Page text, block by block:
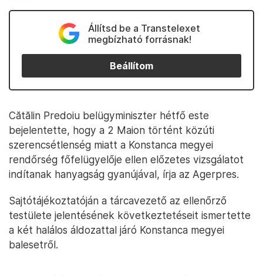
Állítsd be a Transtelexet
megbízható forrásnak!
Beállítom
Cătălin Predoiu belügyminiszter hétfő este
bejelentette, hogy a 2 Maion történt közúti
szerencsétlenség miatt a Konstanca megyei
rendőrség főfelügyelője ellen előzetes vizsgálatot
indítanak hanyagság gyanújával, írja az Agerpres.
Sajtótájékoztatóján a tárcavezető az ellenőrző
testülete jelentésének következtetéseit ismertette
a két halálos áldozattal járó Konstanca megyei
balesetről.